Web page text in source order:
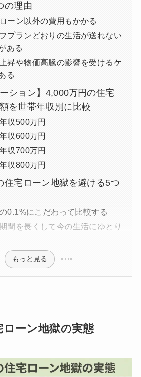
の理由
ーン以外の費用もかかる
プランどおりの生活が送れない
ある
昇や物価高騰の影響を受けるケ
る
ーション】4,000万円の住宅
を世帯年収別に比較
収500万円
収600万円
収700万円
収800万円
住宅ローン地獄を避ける5つ
0.1%にこだわって比較する
間を長くして今の生活にゆとり
もっと見る
ローン地獄の実態